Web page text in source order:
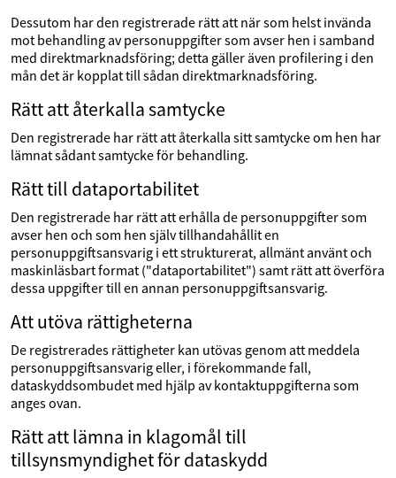
Dessutom har den registrerade rätt att när som helst invända
mot behandling av personuppgifter som avser hen i samband
med direktmarknadsföring; detta gäller även profilering i den
mån det är kopplat till sådan direktmarknadsföring.
Rätt att återkalla samtycke
Den registrerade har rätt att återkalla sitt samtycke om hen har
lämnat sådant samtycke för behandling.
Rätt till dataportabilitet
Den registrerade har rätt att erhålla de personuppgifter som
avser hen och som hen själv tillhandahållit en
personuppgiftsansvarig i ett strukturerat, allmänt använt och
maskinläsbart format ("dataportabilitet") samt rätt att överföra
dessa uppgifter till en annan personuppgiftsansvarig.
Att utöva rättigheterna
De registrerades rättigheter kan utövas genom att meddela
personuppgiftsansvarig eller, i förekommande fall,
dataskyddsombudet med hjälp av kontaktuppgifterna som
anges ovan.
Rätt att lämna in klagomål till
tillsynsmyndighet för dataskydd